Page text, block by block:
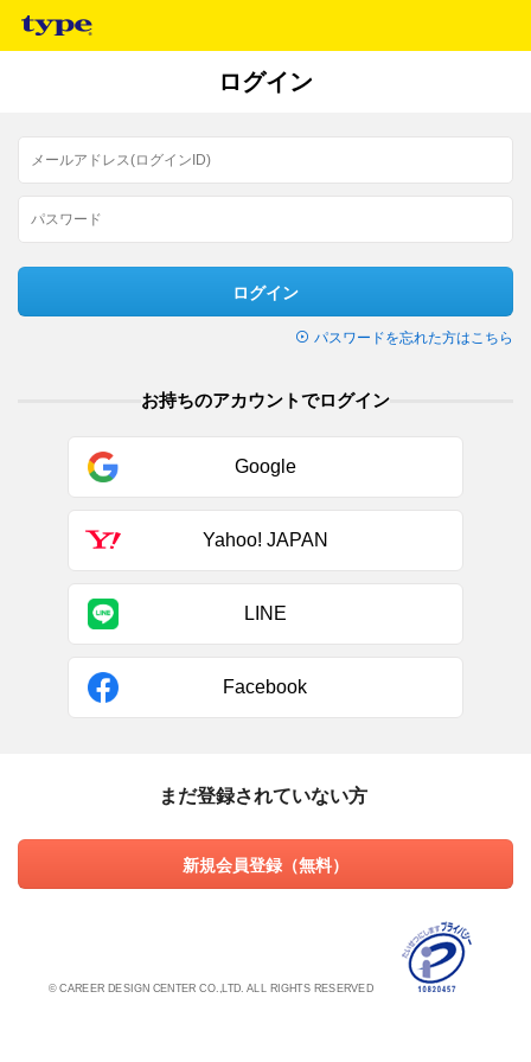
ログイン
ログイン
パスワードを忘れた方はこちら
お持ちのアカウントでログイン
Google
Yahoo! JAPAN
LINE
Facebook
まだ登録されていない方
新規会員登録（無料）
© CAREER DESIGN CENTER CO.,LTD. ALL RIGHTS RESERVED